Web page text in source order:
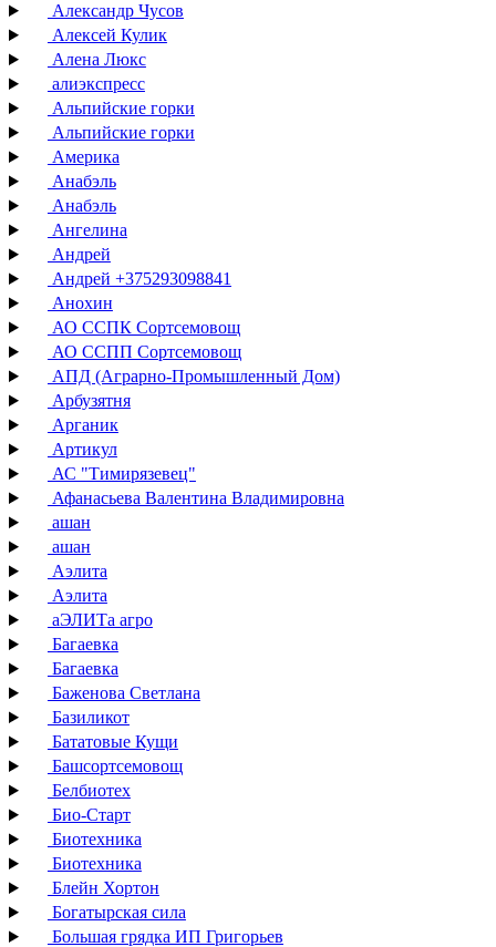
Александр Чусов
Алексей Кулик
Алена Люкс
алиэкспресс
Альпийские горки
Альпийские горки
Америка
Анабэль
Анабэль
Ангелина
Андрей
Андрей +375293098841
Анохин
АО ССПК Сортсемовощ
АО ССПП Сортсемовощ
АПД (Аграрно-Промышленный Дом)
Арбузятня
Арганик
Артикул
АС "Тимирязевец"
Афанасьева Валентина Владимировна
ашан
ашан
Аэлита
Аэлита
аЭЛИТа агро
Багаевка
Багаевка
Баженова Светлана
Базиликот
Бататовые Кущи
Башсортсемовощ
Белбиотех
Био-Старт
Биотехника
Биотехника
Блейн Хортон
Богатырская сила
Большая грядка ИП Григорьев